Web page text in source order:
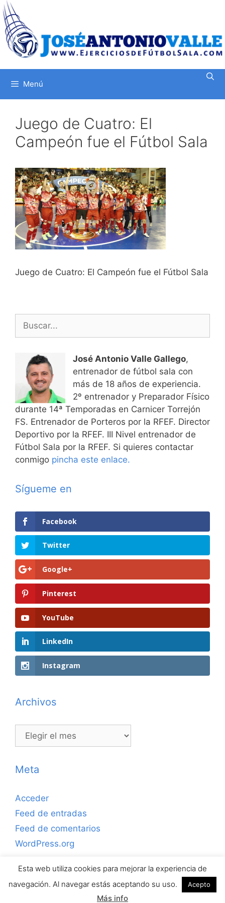
Saltar
al
contenido
Menú
Juego de Cuatro: El
Campeón fue el Fútbol Sala
Juego de Cuatro: El Campeón fue el Fútbol Sala
José Antonio Valle Gallego,
entrenador de fútbol sala con
más de 18 años de experiencia.
2º entrenador y Preparador Físico
durante 14ª Temporadas en Carnicer Torrejón
FS. Entrenador de Porteros por la RFEF. Director
Deportivo por la RFEF. III Nivel entrenador de
Fútbol Sala por la RFEF. Si quieres contactar
conmigo pincha este enlace.
Sígueme en
Facebook
Twitter
Google+
Pinterest
YouTube
LinkedIn
Instagram
Archivos
Archivos
Meta
Acceder
Feed de entradas
Feed de comentarios
WordPress.org
Copyrihgt © 2026 ejerciciosdefutbolsala.com por José
Antonio Valle · Todos los derechos reservados.
Esta web utiliza cookies para mejorar la experiencia de
navegación. Al navegar estás aceptando su uso.
Acepto
Más info